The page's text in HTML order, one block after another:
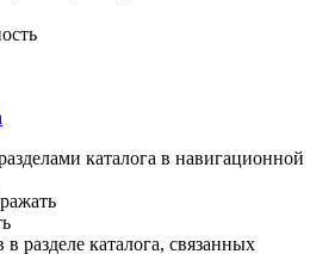
каталога в навигационной
разделе каталога, связанных